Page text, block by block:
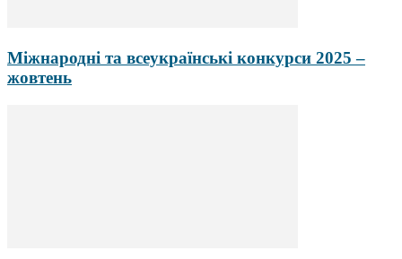
Міжнародні та всеукраїнські конкурси 2025 –
жовтень